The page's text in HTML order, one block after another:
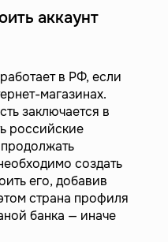
аккаунт
в РФ, если
магазинах.
заключается в
российские
создать
его, добавив
страна профиля
банка — иначе